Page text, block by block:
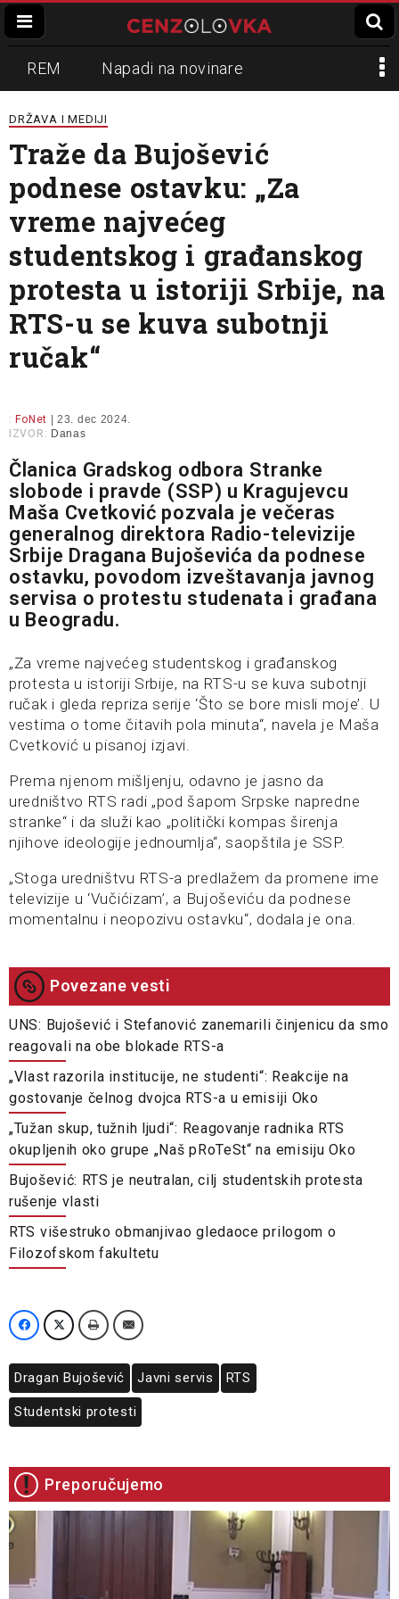
REM Napadi na novinare
Zvučni top
Propaganda Lokalni mediji
Informer Slavko Ćuruvija
DRŽAVA I MEDIJI
Traže da Bujošević
podnese ostavku: „Za
vreme najvećeg
studentskog i građanskog
protesta u istoriji Srbije, na
RTS-u se kuva subotnji
ručak“
: FoNet | 23. dec 2024.
IZVOR: Danas
Članica Gradskog odbora Stranke
slobode i pravde (SSP) u Kragujevcu
Maša Cvetković pozvala je večeras
generalnog direktora Radio-televizije
Srbije Dragana Bujoševića da podnese
ostavku, povodom izveštavanja javnog
servisa o protestu studenata i građana
u Beogradu.
„Za vreme najvećeg studentskog i građanskog
protesta u istoriji Srbije, na RTS-u se kuva subotnji
ručak i gleda repriza serije ‘Što se bore misli moje’. U
vestima o tome čitavih pola minuta“, navela je Maša
Cvetković u pisanoj izjavi.
Prema njenom mišljenju, odavno je jasno da
uredništvo RTS radi „pod šapom Srpske napredne
stranke“ i da služi kao „politički kompas širenja
njihove ideologije jednoumlja“, saopštila je SSP.
„Stoga uredništvu RTS-a predlažem da promene ime
televizije u ‘Vučićizam’, a Bujoševiću da podnese
momentalnu i neopozivu ostavku“, dodala je ona.
Povezane vesti
UNS: Bujošević i Stefanović zanemarili činjenicu da smo
reagovali na obe blokade RTS-a
„Vlast razorila institucije, ne studenti“: Reakcije na
gostovanje čelnog dvojca RTS-a u emisiji Oko
„Tužan skup, tužnih ljudi“: Reagovanje radnika RTS
okupljenih oko grupe „Naš pRoTeSt“ na emisiju Oko
Bujošević: RTS je neutralan, cilj studentskih protesta
rušenje vlasti
RTS višestruko obmanjivao gledaoce prilogom o
Filozofskom fakultetu
Dragan Bujošević Javni servis RTS
Studentski protesti
Preporučujemo